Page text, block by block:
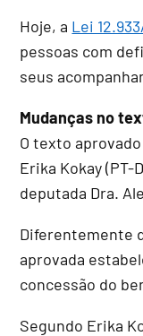
Hoje, a Lei
pessoas com
seus
Mudanças no
O texto
Erika Kokay (PT-
deputada Dra.
Diferentemente
aprovada
concessão do
Segundo Erika